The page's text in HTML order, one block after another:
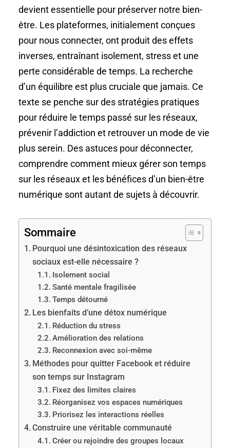
devient essentielle pour préserver notre bien-
être. Les plateformes, initialement conçues
pour nous connecter, ont produit des effets
inverses, entraînant isolement, stress et une
perte considérable de temps. La recherche
d’un équilibre est plus cruciale que jamais. Ce
texte se penche sur des stratégies pratiques
pour réduire le temps passé sur les réseaux,
prévenir l’addiction et retrouver un mode de vie
plus serein. Des astuces pour déconnecter,
comprendre comment mieux gérer son temps
sur les réseaux et les bénéfices d’un bien-être
numérique sont autant de sujets à découvrir.
Sommaire
Pourquoi une désintoxication des réseaux
sociaux est-elle nécessaire ?
Isolement social
Santé mentale fragilisée
Temps détourné
Les bienfaits d’une détox numérique
Réduction du stress
Amélioration des relations
Reconnexion avec soi-même
Méthodes pour quitter Facebook et réduire
son temps sur Instagram
Fixez des limites claires
Réorganisez vos espaces numériques
Priorisez les interactions réelles
Construire une véritable communauté
Créer ou rejoindre des groupes locaux